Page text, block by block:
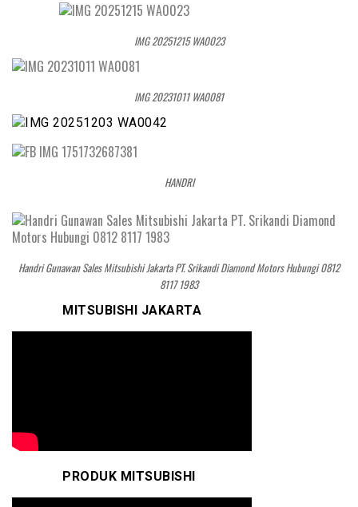
IMG 20251215 WA0023
IMG 20231011 WA0081
HANDRI
Handri Gunawan Sales Mitsubishi Jakarta PT. Srikandi Diamond Motors Hubungi 0812
8117 1983
MITSUBISHI JAKARTA
PRODUK MITSUBISHI